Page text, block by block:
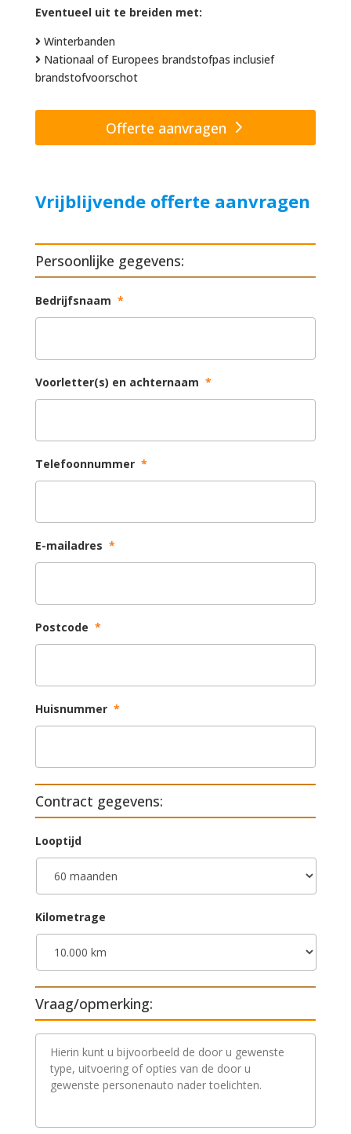
Eventueel uit te breiden met:
Winterbanden
Nationaal of Europees brandstofpas inclusief
brandstofvoorschot
Offerte aanvragen
Vrijblijvende offerte aanvragen
Persoonlijke gegevens:
Bedrijfsnaam *
Voorletter(s) en achternaam *
Telefoonnummer *
E-mailadres *
Postcode *
Huisnummer *
Contract gegevens:
Looptijd
Kilometrage
Vraag/opmerking:
V
o